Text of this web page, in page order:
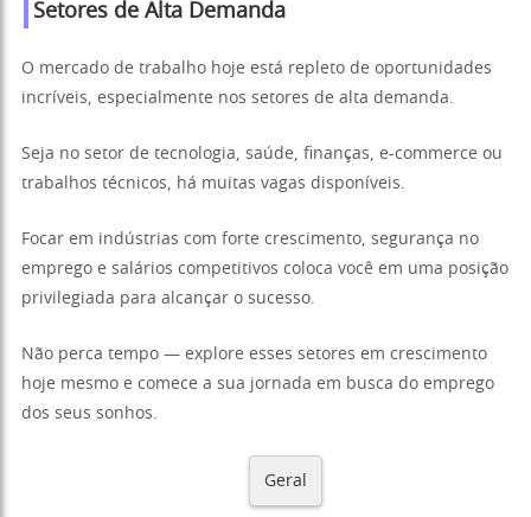
Setores de Alta Demanda
O mercado de trabalho hoje está repleto de oportunidades
incríveis, especialmente nos setores de alta demanda.
Seja no setor de tecnologia, saúde, finanças, e-commerce ou
trabalhos técnicos, há muitas vagas disponíveis.
Focar em indústrias com forte crescimento, segurança no
emprego e salários competitivos coloca você em uma posição
privilegiada para alcançar o sucesso.
Não perca tempo — explore esses setores em crescimento
hoje mesmo e comece a sua jornada em busca do emprego
dos seus sonhos.
Geral